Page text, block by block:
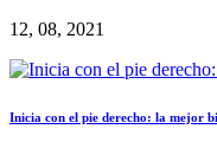
12, 08, 2021
Inicia con el pie derecho: la mejor